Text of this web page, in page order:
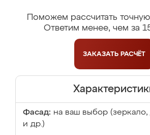
Поможем рассчитать
Ответим менее, чем за
ЗАКАЗАТЬ РАСЧЁТ
Фасад: на ваш выбор
и др.)